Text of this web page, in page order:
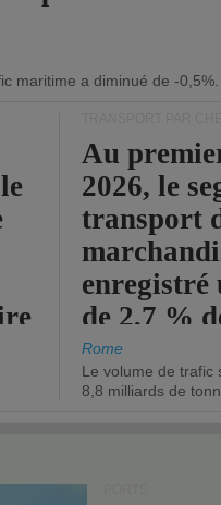
maritime a diminué de -0,5%.
Au
2026, le
transport
enregistré
de 2,7 %
chiffre
Rome
Le volume de trafic
8,8 milliards de